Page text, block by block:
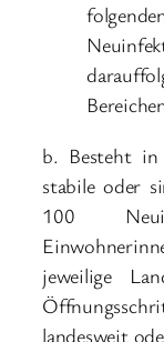
b. Besteht
stabile oder
100
jeweilige
landesweit